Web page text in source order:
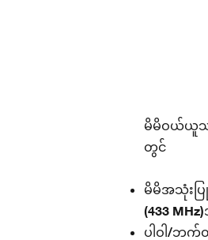
မိမိဝယ်ယူ
တွင်
မိမိအသုံးပ
(433
ပါဝါ/ဘက်ထ